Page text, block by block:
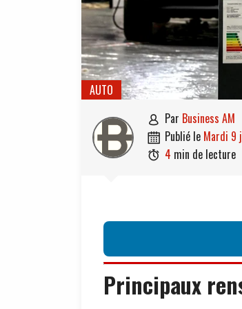
AUTO
 par Business AM
 publié le mardi
 4 min de lecture
Principaux